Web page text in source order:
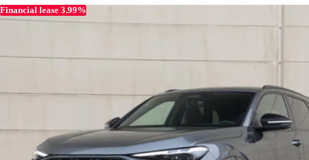
Financial lease 3.99%